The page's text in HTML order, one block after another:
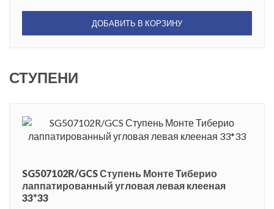
ДОБАВИТЬ В КОРЗИНУ
СТУПЕНИ
SG507102R/GCS Ступень Монте Тиберио
лаппатированный угловая левая клееная
33*33